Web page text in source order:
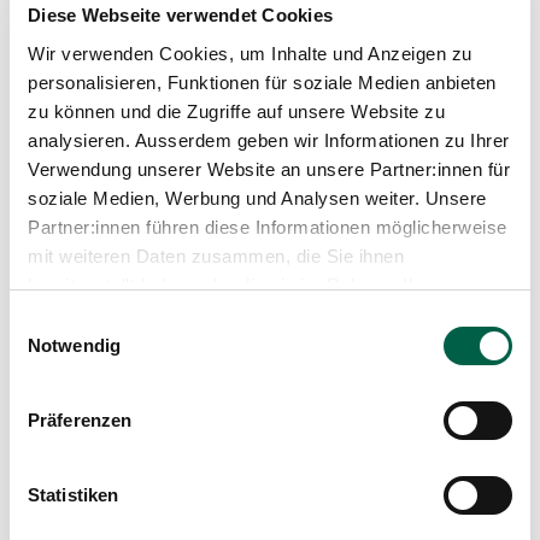
Diese Webseite verwendet Cookies
Wir verwenden Cookies, um Inhalte und Anzeigen zu
personalisieren, Funktionen für soziale Medien anbieten
zu können und die Zugriffe auf unsere Website zu
analysieren. Ausserdem geben wir Informationen zu Ihrer
Verwendung unserer Website an unsere Partner:innen für
soziale Medien, Werbung und Analysen weiter. Unsere
Partner:innen führen diese Informationen möglicherweise
mit weiteren Daten zusammen, die Sie ihnen
bereitgestellt haben oder die sie im Rahmen Ihrer
Notwendig
Präferenzen
Statistiken
internationale Aktionstag ist Teil der Kampagne
«SAVE LIVES: Clean Your Hands» der
World Health Organization(WHO,
Weltgesundheitsorganisation). Sie macht darauf
aufmerksam, wie wichtig saubere Hände im
Gesundheitswesen sind.
Mehr erfahren